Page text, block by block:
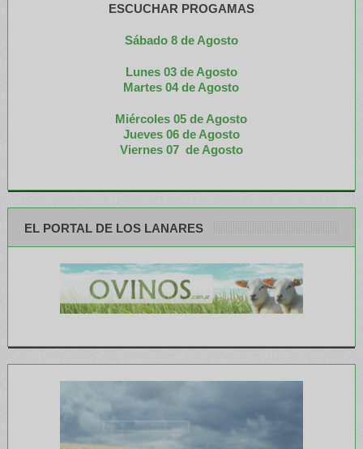
ESCUCHAR PROGAMAS
Sábado 8 de Agosto
Lunes 03 de Agosto
Martes 04 de Agosto
Miércoles 05 de Agosto
Jueves 06 de Agosto
Viernes 07 de Agosto
EL PORTAL DE LOS LANARES